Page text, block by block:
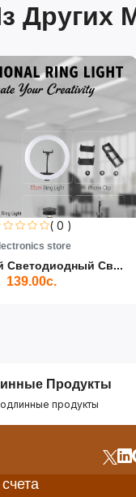
Других
( 0 )
store
Светодиодный Св...
139.00с.
Продукты
продукты
счета